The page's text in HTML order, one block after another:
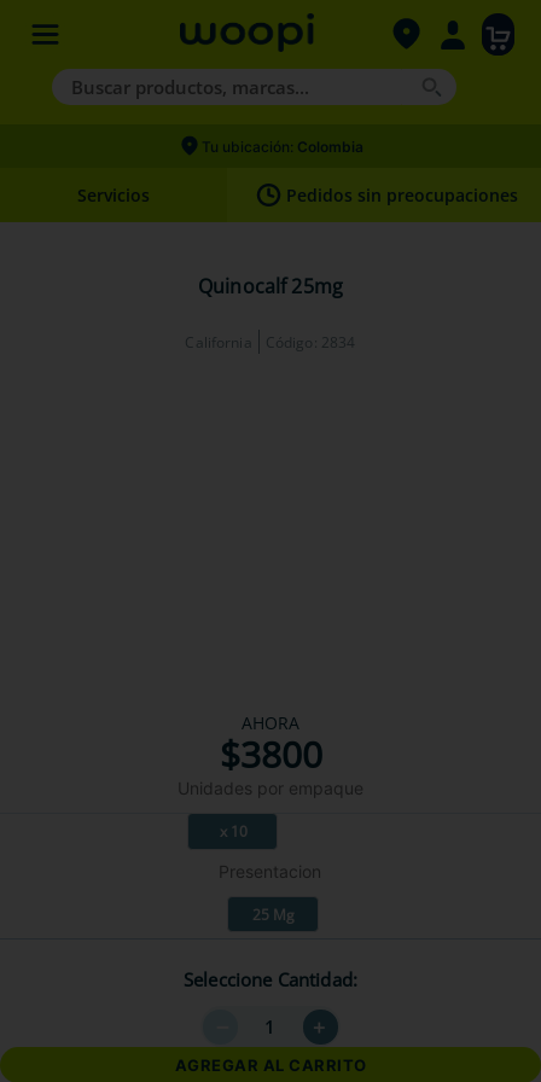
Buscar productos, marcas...
Términos más buscados
2.
hills
Tu ubicación: Colombia
Servicios Pedidos sin preocupaciones
Quinocalf 25mg
California Código: 2834
AHORA
$3800
Unidades por empaque
x 10
Presentacion
25 Mg
Seleccione Cantidad
＋
AGREGAR AL CARRITO